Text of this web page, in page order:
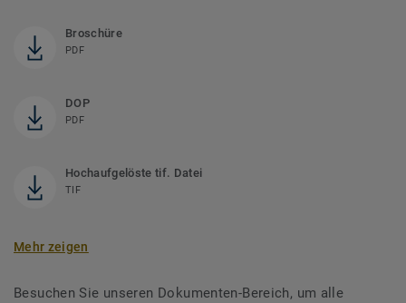
Broschüre
PDF
DOP
PDF
Hochaufgelöste tif. Datei
TIF
Mehr zeigen
Besuchen Sie unseren Dokumenten-Bereich, um alle